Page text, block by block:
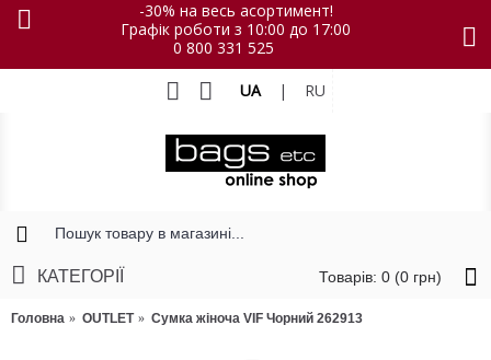
-30% на весь асортимент!
Графік роботи з 10:00 до 17:00
0 800 331 525
UA | RU
Товарів: 0 (0 грн)
КАТЕГОРІЇ
Головна OUTLET Сумка жіноча VIF Чорний 262913